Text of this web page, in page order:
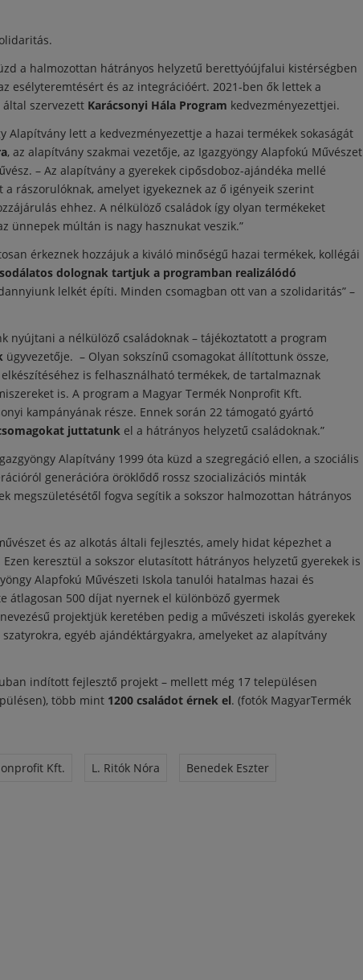
a halmozottan hátrányos helyzetű berettyóújfalui kistérségben
esélyteremtésért és az integrációért. 2021-ben ők lettek a
szervezett Karácsonyi Hála Program kedvezményezettjei.
Alapítvány lett a kedvezményezettje a hazai termékek sokaságát
, az alapítvány szakmai vezetője, az Igazgyöngy Alapfokú Művészet
– Az alapítvány a gyerekek cipősdoboz-ajándéka mellé
rászorulóknak, amelyet igyekeznek az ő igényeik szerint
ehhez. A nélkülöző családok így olyan termékeket
ünnepek múltán is nagy hasznukat veszik.”
érkeznek hozzájuk a kiváló minőségű hazai termékek, kollégái
dolognak tartjuk a programban realizálódó
lelkét építi. Minden csomagban ott van a szolidaritás” –
nyújtani a nélkülöző családoknak – tájékoztatott a program
ügyvezetője. – Olyan sokszínű csomagokat állítottunk össze,
is felhasználható termékek, de tartalmaznak
is. A program a Magyar Termék Nonprofit Kft.
kampányának része. Ennek során 22 támogató gyártó
juttatunk el a hátrányos helyzetű családoknak.”
Alapítvány 1999 óta küzd a szegregáció ellen, a szociális
generációra öröklődő rossz szocializációs minták
megszületésétől fogva segítik a sokszor halmozottan hátrányos
és az alkotás általi fejlesztés, amely hidat képezhet a
keresztül a sokszor elutasított hátrányos helyzetű gyerekek is
Alapfokú Művészeti Iskola tanulói hatalmas hazai és
átlagosan 500 díjat nyernek el különböző gyermek
projektjük keretében pedig a művészeti iskolás gyerekek
egyéb ajándéktárgyakra, amelyeket az alapítvány
indított fejlesztő projekt – mellett még 17 településen
több mint 1200 családot érnek el. (fotók MagyarTermék
Kft. L. Ritók Nóra Benedek Eszter